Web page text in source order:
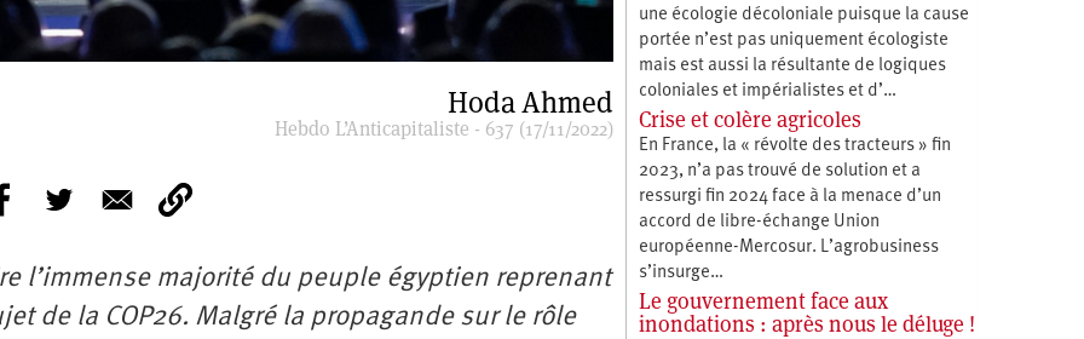
Hoda Ahmed
Hebdo L’Anticapitaliste - 637 (17/11/2022)
l’immense majorité du peuple égyptien reprenant
de la COP26. Malgré la propagande sur le rôle
une écologie décoloniale puisque la cause
portée n’est pas uniquement écologiste
mais est aussi la résultante de logiques
coloniales et impérialistes et d’…
Crise et colère agricoles
En France, la « révolte des tracteurs » fin
2023, n’a pas trouvé de solution et a
ressurgi fin 2024 face à la menace d’un
accord de libre-échange Union
européenne-Mercosur. L’agrobusiness
s’insurge…
Le gouvernement face aux
inondations : après nous le déluge !